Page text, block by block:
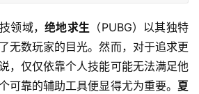
领域，绝地求生 （PUBG）以其独特
无数玩家的目光。然而，对于追求更
，仅仅依靠个人技能可能无法满足他
可靠的辅助工具便显得尤为重要。 夏